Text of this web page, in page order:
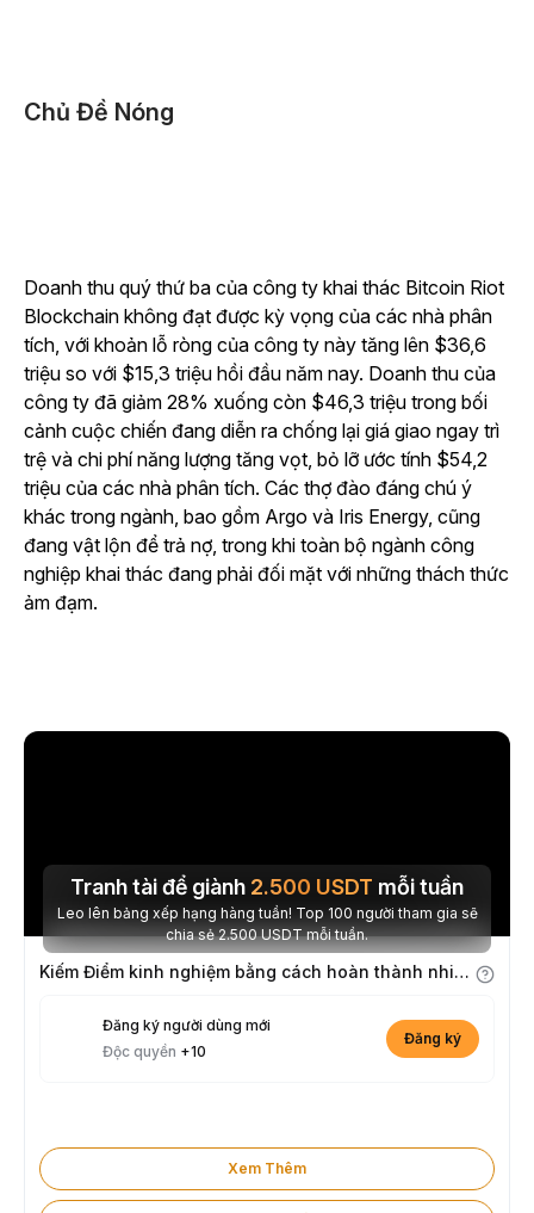
Chủ Đề Nóng
Doanh thu quý thứ ba của công ty khai thác Bitcoin Riot
Blockchain không đạt được kỳ vọng của các nhà phân
tích, với khoản lỗ ròng của công ty này tăng lên $36,6
triệu so với $15,3 triệu hồi đầu năm nay. Doanh thu của
công ty đã giảm 28% xuống còn $46,3 triệu trong bối
cảnh cuộc chiến đang diễn ra chống lại giá giao ngay trì
trệ và chi phí năng lượng tăng vọt, bỏ lỡ ước tính $54,2
triệu của các nhà phân tích. Các thợ đào đáng chú ý
khác trong ngành, bao gồm Argo và Iris Energy, cũng
đang vật lộn để trả nợ, trong khi toàn bộ ngành công
nghiệp khai thác đang phải đối mặt với những thách thức
ảm đạm.
Tranh tài để giành 2.500 USDT mỗi tuần
Leo lên bảng xếp hạng hàng tuần! Top 100 người tham gia sẽ
chia sẻ 2.500 USDT mỗi tuần.
Kiếm Điểm kinh nghiệm bằng cách hoàn thành nhiệm vụ
Đăng ký người dùng mới
Độc quyền +10
Đăng ký
Xem Thêm